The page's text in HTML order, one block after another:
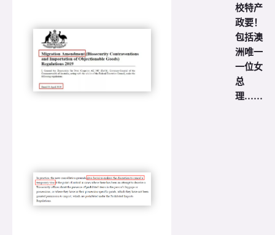
校特产
政要！
包括澳
洲唯一
一位女
总
理……